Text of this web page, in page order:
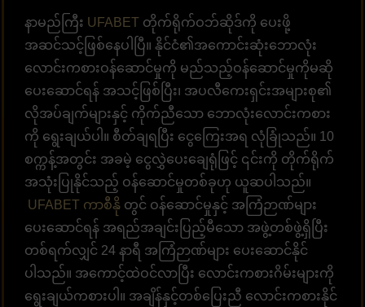
နာမည်ကြီး UFABET တိုက်ရိုက်ဝဘ်ဆိုဒ်ကို ပေးဖို့
အဆင်သင့်ဖြစ်နေပါပြီ။ နိုင်ငံ၏အကောင်းဆုံးဘောလုံး
လောင်းကစားဝန်ဆောင်မှုကို မည်သည့်ဝန်ဆောင်မှုကိုမဆို
ပေးဆောင်ရန် အသင့်ဖြစ်ပြီး၊ အပလီကေးရှင်းအများစု၏
လိုအပ်ချက်များနှင့် ကိုက်ညီသော ဘောလုံးလောင်းကစား
ကို ရွေးချယ်ပါ။ စီတ်ချရပြီး ငွေကြေးအရ လုံခြုံသည်။ 10
စက္ကန့်အတွင်း အခမဲ့ ငွေလွှဲပေးချေရုံဖြင့် ၎င်းကို တိုက်ရိုက်
အသုံးပြုနိုင်သည့် ဝန်ဆောင်မှုတစ်ခုဟု ယူဆပါသည်။
UFABET ကာစီနို တွင် ဝန်ဆောင်မှုနှင့် အကြံဉာဏ်များ
ပေးဆောင်ရန် အရည်အချင်းပြည့်မီသော အဖွဲ့တစ်ဖွဲ့ရှိပြီး
တစ်ရက်လျှင် 24 နာရီ အကြံဉာဏ်များ ပေးဆောင်နိုင်
ပါသည်။ အကောင့်ထဲဝင်လာပြီး လောင်းကစားဂိမ်းများကို
ရွေးချယ်ကစားပါ။ အချိန်နှင့်တစ်ပြေးညီ လောင်းကစားနိုင်